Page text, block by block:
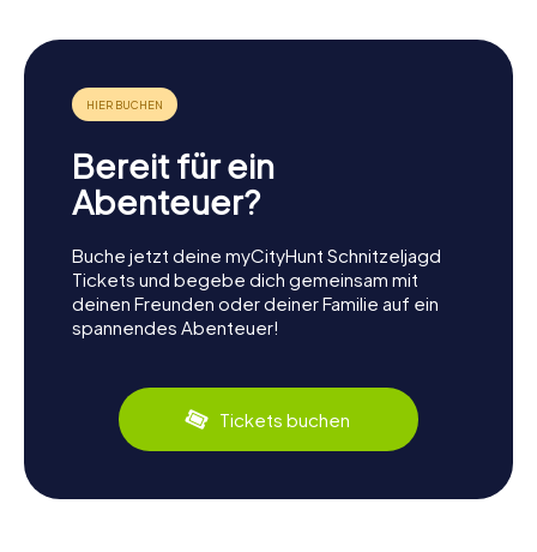
Bereit für ein
Abenteuer?
Buche jetzt deine myCityHunt Schnitzeljagd
Tickets und begebe dich gemeinsam mit
deinen Freunden oder deiner Familie auf ein
spannendes Abenteuer!
Tickets buchen